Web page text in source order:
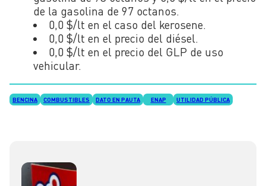
de la gasolina de 97 octanos.
0,0 $/lt en el caso del kerosene.
0,0 $/lt en el precio del diésel.
0,0 $/lt en el precio del GLP de uso
vehicular.
BENCINA COMBUSTIBLES DATO EN PAUTA ENAP UTILIDAD PÚBLICA